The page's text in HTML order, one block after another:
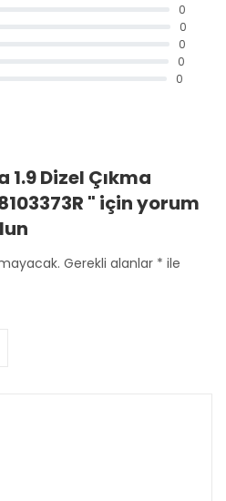
0
0
0
0
0
Dizel Çıkma
" için yorum
Gerekli alanlar * ile